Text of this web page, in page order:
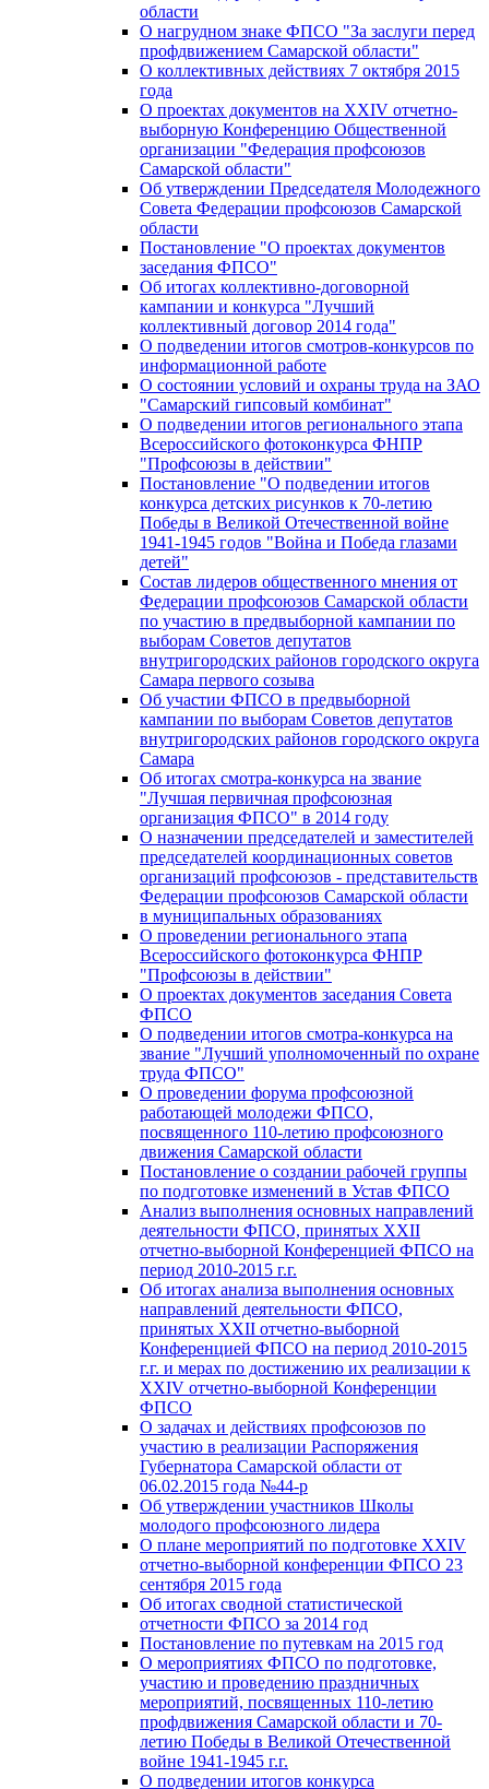
области
О нагрудном знаке ФПСО "За заслуги перед
профдвижением Самарской области"
О коллективных действиях 7 октября 2015
года
О проектах документов на XXIV отчетно-
выборную Конференцию Общественной
организации "Федерация профсоюзов
Самарской области"
Об утверждении Председателя Молодежного
Совета Федерации профсоюзов Самарской
области
Постановление "О проектах документов
заседания ФПСО"
Об итогах коллективно-договорной
кампании и конкурса "Лучший
коллективный договор 2014 года"
О подведении итогов смотров-конкурсов по
информационной работе
О состоянии условий и охраны труда на ЗАО
"Самарский гипсовый комбинат"
О подведении итогов регионального этапа
Всероссийского фотоконкурса ФНПР
"Профсоюзы в действии"
Постановление "О подведении итогов
конкурса детских рисунков к 70-летию
Победы в Великой Отечественной войне
1941-1945 годов "Война и Победа глазами
детей"
Состав лидеров общественного мнения от
Федерации профсоюзов Самарской области
по участию в предвыборной кампании по
выборам Советов депутатов
внутригородских районов городского округа
Самара первого созыва
Об участии ФПСО в предвыборной
кампании по выборам Советов депутатов
внутригородских районов городского округа
Самара
Об итогах смотра-конкурса на звание
"Лучшая первичная профсоюзная
организация ФПСО" в 2014 году
О назначении председателей и заместителей
председателей координационных советов
организаций профсоюзов - представительств
Федерации профсоюзов Самарской области
в муниципальных образованиях
О проведении регионального этапа
Всероссийского фотоконкурса ФНПР
"Профсоюзы в действии"
О проектах документов заседания Совета
ФПСО
О подведении итогов смотра-конкурса на
звание "Лучший уполномоченный по охране
труда ФПСО"
О проведении форума профсоюзной
работающей молодежи ФПСО,
посвященного 110-летию профсоюзного
движения Самарской области
Постановление о создании рабочей группы
по подготовке изменений в Устав ФПСО
Анализ выполнения основных направлений
деятельности ФПСО, принятых XXII
отчетно-выборной Конференцией ФПСО на
период 2010-2015 г.г.
Об итогах анализа выполнения основных
направлений деятельности ФПСО,
принятых XXII отчетно-выборной
Конференцией ФПСО на период 2010-2015
г.г. и мерах по достижению их реализации к
XXIV отчетно-выборной Конференции
ФПСО
О задачах и действиях профсоюзов по
участию в реализации Распоряжения
Губернатора Самарской области от
06.02.2015 года №44-р
Об утверждении участников Школы
молодого профсоюзного лидера
О плане мероприятий по подготовке XXIV
отчетно-выборной конференции ФПСО 23
сентября 2015 года
Об итогах сводной статистической
отчетности ФПСО за 2014 год
Постановление по путевкам на 2015 год
О мероприятиях ФПСО по подготовке,
участию и проведению праздничных
мероприятий, посвященных 110-летию
профдвижения Самарской области и 70-
летию Победы в Великой Отечественной
войне 1941-1945 г.г.
О подведении итогов конкурса